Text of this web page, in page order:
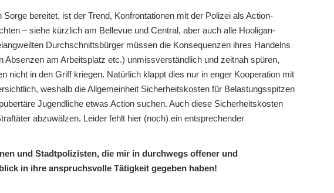
bereitet, ist der Trend, Konfrontationen mit der Polizei als Action-
– siehe kürzlich am Bellevue und Central, aber auch alle Hooligan-
Durchschnittsbürger müssen die Konsequenzen ihres Handelns
Absenzen am Arbeitsplatz etc.) unmissverständlich und zeitnah spüren,
nicht in den Griff kriegen. Natürlich klappt dies nur in enger Kooperation mit
weshalb die Allgemeinheit Sicherheitskosten für Belastungsspitzen
Jugendliche etwas Action suchen. Auch diese Sicherheitskosten
abzuwälzen. Leider fehlt hier (noch) ein entsprechender
und Stadtpolizisten, die mir in durchwegs offener und
in ihre anspruchsvolle Tätigkeit gegeben haben!